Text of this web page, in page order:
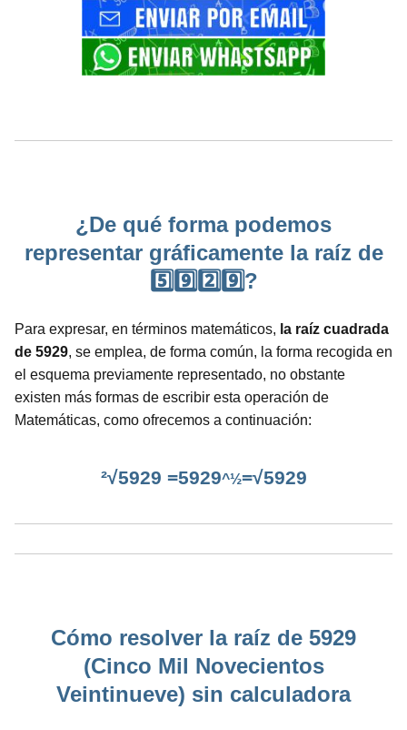
¿De qué forma podemos
representar gráficamente la raíz de
5️⃣9️⃣2️⃣9️⃣?
Para expresar, en términos matemáticos, la raíz cuadrada
de 5929, se emplea, de forma común, la forma recogida en
el esquema previamente representado, no obstante
existen más formas de escribir esta operación de
Matemáticas, como ofrecemos a continuación:
²√5929 =5929^½=√5929
Cómo resolver la raíz de 5929
(Cinco Mil Novecientos
Veintinueve) sin calculadora